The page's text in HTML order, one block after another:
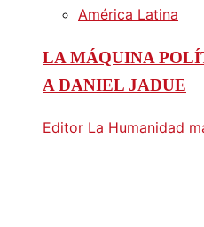
América Latina
LA MÁQUINA
A DANIEL JADUE
Editor La Humanidad